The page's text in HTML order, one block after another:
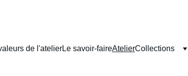
de l'atelierLe savoir-faireAtelierCollections